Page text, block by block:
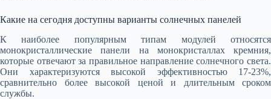
Какие на сегодня доступны варианты солнечных панелей
К наиболее популярным типам модулей относятся
монокристаллические панели на монокристаллах кремния,
которые отвечают за правильное направление солнечного света.
Они характеризуются высокой эффективностью 17-23%,
сравнительно более высокой ценой и длительным сроком
службы.